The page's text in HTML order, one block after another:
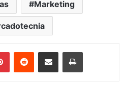
Marketing
PinterestReddit Share via Email Print